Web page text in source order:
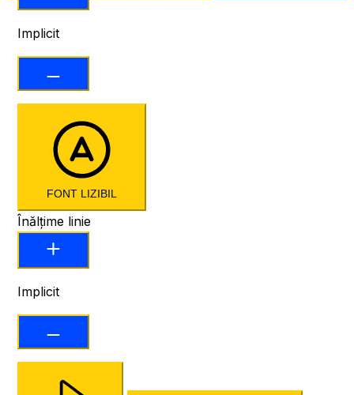
Implicit
FONT LIZIBIL
Înălțime linie
Implicit